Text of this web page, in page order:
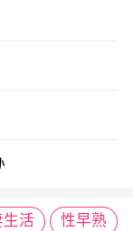
生活 性早熟